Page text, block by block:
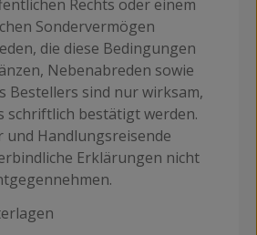
Rechts oder einem
Sondervermögen
die diese Bedingungen
Nebenabreden sowie
Bestellers sind nur wirksam,
schriftlich bestätigt werden.
und Handlungsreisende
Erklärungen nicht